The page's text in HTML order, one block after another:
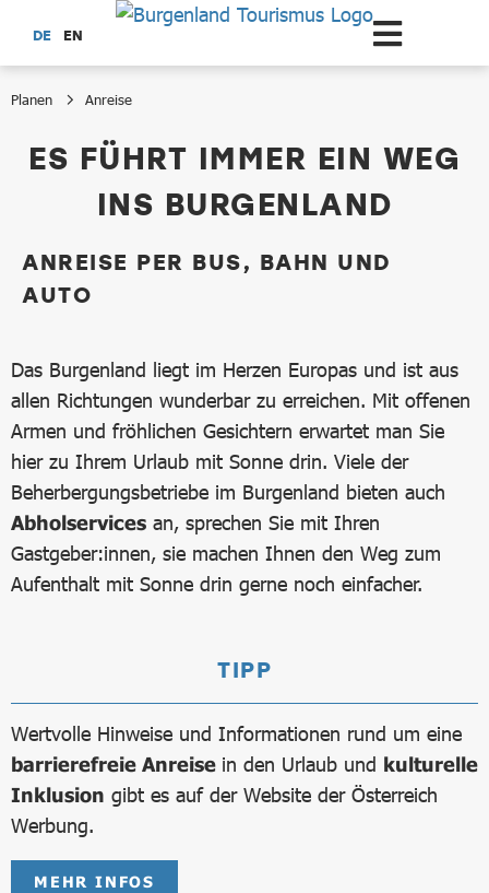
Zum Hauptinhalt springen
DE EN
Planen Anreise
AnreiseES FÜHRT IMMER EIN WEG
INS BURGENLAND
ANREISE PER BUS, BAHN UND
AUTO
Das Burgenland liegt im Herzen Europas und ist aus
allen Richtungen wunderbar zu erreichen. Mit offenen
Armen und fröhlichen Gesichtern erwartet man Sie
hier zu Ihrem Urlaub mit Sonne drin. Viele der
Beherbergungsbetriebe im Burgenland bieten auch
Abholservices an, sprechen Sie mit Ihren
Gastgeber:innen, sie machen Ihnen den Weg zum
Aufenthalt mit Sonne drin gerne noch einfacher.
TIPP
Wertvolle Hinweise und Informationen rund um eine
barrierefreie Anreise in den Urlaub und kulturelle
Inklusion gibt es auf der Website der Österreich
Werbung.
MEHR INFOS